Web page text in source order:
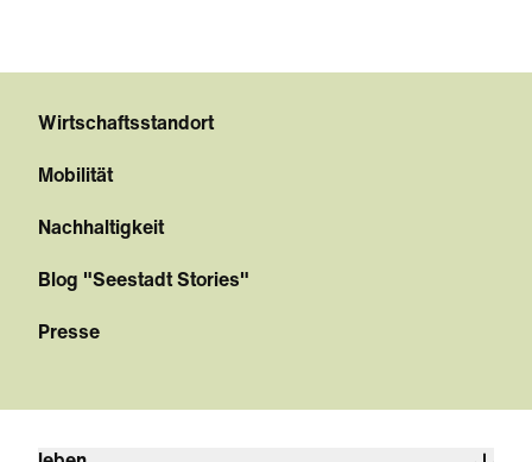
Wirtschaftsstandort
Mobilität
Nachhaltigkeit
Blog "Seestadt Stories"
Presse